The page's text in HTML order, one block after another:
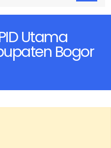
Utama
Bogor